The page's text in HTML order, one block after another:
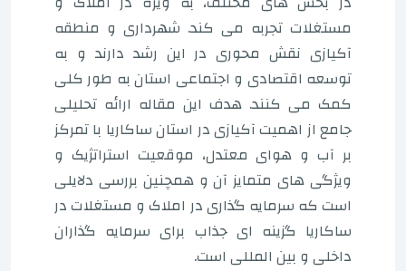
مستغلات تجربه می کند. شهرداری و منطقه
آکیازی نقش محوری در این رشد دارند و به
توسعه اقتصادی و اجتماعی استان به طور کلی
کمک می کنند. هدف این مقاله ارائه تحلیلی
جامع از اهمیت آکیازی در استان ساکاریا با تمرکز
بر آب و هوای معتدل، موقعیت استراتژیک و
ویژگی های متمایز آن و همچنین بررسی دلایلی
است که سرمایه گذاری در املاک و مستغلات در
ساکاریا گزینه ای جذاب برای سرمایه گذاران
داخلی و بین المللی است.